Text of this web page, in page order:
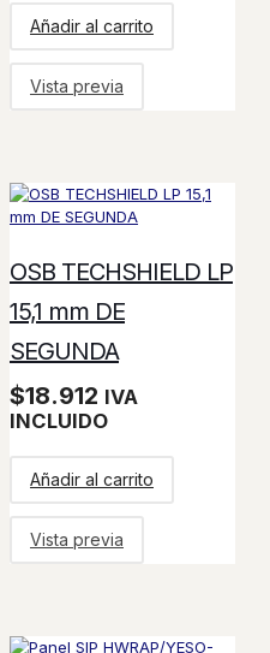
Añadir al carrito
Vista previa
OSB TECHSHIELD LP
15,1 mm DE
SEGUNDA
$18.912 IVA
INCLUIDO
Añadir al carrito
Vista previa